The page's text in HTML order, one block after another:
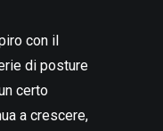
con il
di posture
certo
a crescere,